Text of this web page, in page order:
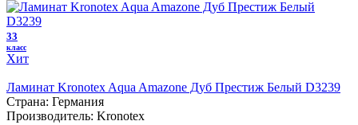
33
класс
Хит
Ламинат Kronotex Aqua Amazone Дуб Престиж Белый D3239
Страна: Германия
Производитель: Kronotex